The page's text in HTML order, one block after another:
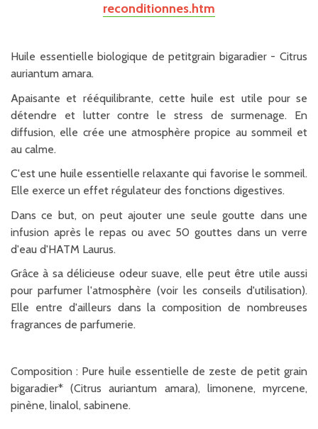
reconditionnes.htm
Huile essentielle biologique de petitgrain bigaradier - Citrus
auriantum amara.
Apaisante et rééquilibrante, cette huile est utile pour se
détendre et lutter contre le stress de surmenage. En
diffusion, elle crée une atmosphère propice au sommeil et
au calme.
C'est une huile essentielle relaxante qui favorise le sommeil.
Elle exerce un effet régulateur des fonctions digestives.
Dans ce but,on peut ajouter une seule goutte dans une
infusion après le repas ou avec 50 gouttes dans un verre
d'eau d'HATM Laurus.
Grâce à sa délicieuse odeur suave, elle peut être utile aussi
pour parfumer l'atmosphère (voir les conseils d'utilisation).
Elle entre d'ailleurs dans la composition de nombreuses
fragrances de parfumerie.
Composition : Pure huile essentielle de zeste de petit grain
bigaradier* (Citrus auriantum amara), limonene, myrcene,
pinène, linalol, sabinene.